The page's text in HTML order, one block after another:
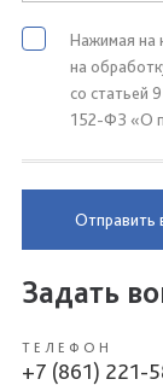
Нажимая на
на
со статьей
152-ФЗ «О
Отправить
Задать
ТЕЛЕФОН
+7 (861) 221-